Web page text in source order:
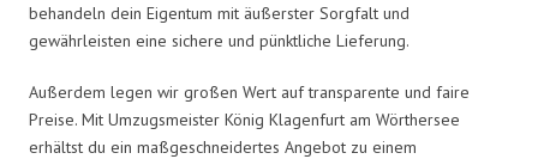
behandeln dein Eigentum mit äußerster Sorgfalt und
gewährleisten eine sichere und pünktliche Lieferung.
Außerdem legen wir großen Wert auf transparente und faire
Preise. Mit Umzugsmeister König Klagenfurt am Wörthersee
erhältst du ein maßgeschneidertes Angebot zu einem